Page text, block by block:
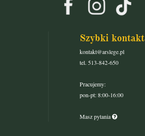
Szybki kontakt
kontakt@arslege.pl
tel. 513-842-650
Pracujemy:
pon-pt: 8:00-16:00
Masz pytania